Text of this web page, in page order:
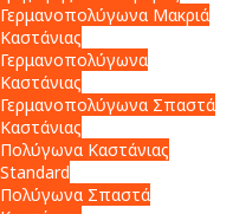
Γερμανοπολύγωνα Μακριά
Καστάνιας
Γερμανοπολύγωνα
Καστάνιας
Γερμανοπολύγωνα Σπαστά
Καστάνιας
Πολύγωνα Καστάνιας
Standard
Πολύγωνα Σπαστά